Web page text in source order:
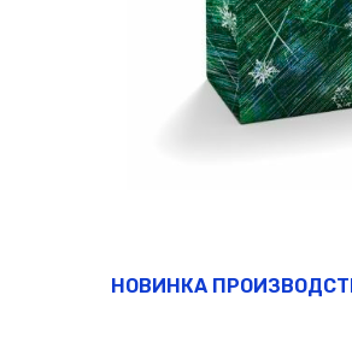
НОВИНКА